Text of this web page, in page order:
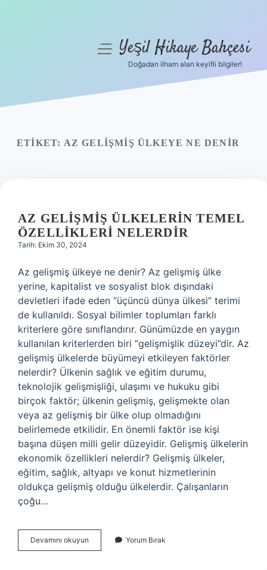
Yasal Uyarı
menüyüYeşil Hikaye Bahçesi
Doğadan ilham alan keyifli bilgiler!
ETIKET: AZ GELIŞMIŞ ÜLKEYE NE DENIR
AZ GELIŞMIŞ ÜLKELERIN TEMEL
ÖZELLIKLERI NELERDIR
Tarih: Ekim 30, 2024
Az gelişmiş ülkeye ne denir? Az gelişmiş ülke
yerine, kapitalist ve sosyalist blok dışındaki
devletleri ifade eden “üçüncü dünya ülkesi” terimi
de kullanıldı. Sosyal bilimler toplumları farklı
kriterlere göre sınıflandırır. Günümüzde en yaygın
kullanılan kriterlerden biri “gelişmişlik düzeyi”dir. Az
gelişmiş ülkelerde büyümeyi etkileyen faktörler
nelerdir? Ülkenin sağlık ve eğitim durumu,
teknolojik gelişmişliği, ulaşımı ve hukuku gibi
birçok faktör; ülkenin gelişmiş, gelişmekte olan
veya az gelişmiş bir ülke olup olmadığını
belirlemede etkilidir. En önemli faktör ise kişi
başına düşen milli gelir düzeyidir. Gelişmiş ülkelerin
ekonomik özellikleri nelerdir? Gelişmiş ülkeler,
eğitim, sağlık, altyapı ve konut hizmetlerinin
oldukça gelişmiş olduğu ülkelerdir. Çalışanların
çoğu…
Devamını okuyun
Gelişmiş
Yorum Bırak